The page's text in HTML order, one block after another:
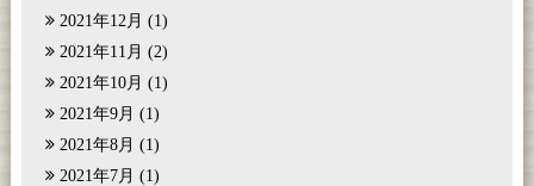
2021年12月 (1)
2021年11月 (2)
2021年10月 (1)
2021年9月 (1)
2021年8月 (1)
2021年7月 (1)